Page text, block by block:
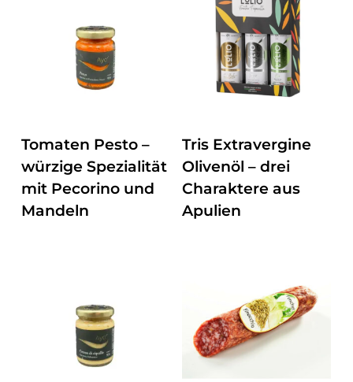
Tomaten Pesto –
würzige Spezialität
mit Pecorino und
Mandeln
ZUM PRODUKT
Tris Extravergine
Olivenöl – drei
Charaktere aus
Apulien